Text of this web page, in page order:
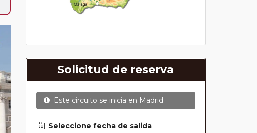
Solicitud de reserva
Este circuito se inicia en Madrid
Seleccione fecha de salida